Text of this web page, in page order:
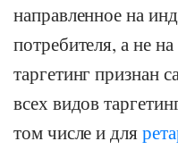
направленное на
потребителя, а не
таргетинг признан
всех видов
том числе и для